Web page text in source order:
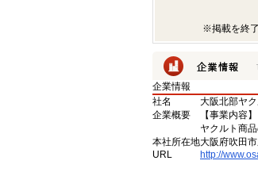
※掲載を終
企業情報
社名
大阪北部ヤ
企業概要
【事業内容】
ヤクルト商
本社所在地大阪府吹田
URL
http://